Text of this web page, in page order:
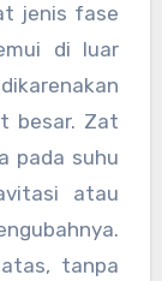
jenis fase
di luar
besar. Zat
pada suhu
atau
tanpa